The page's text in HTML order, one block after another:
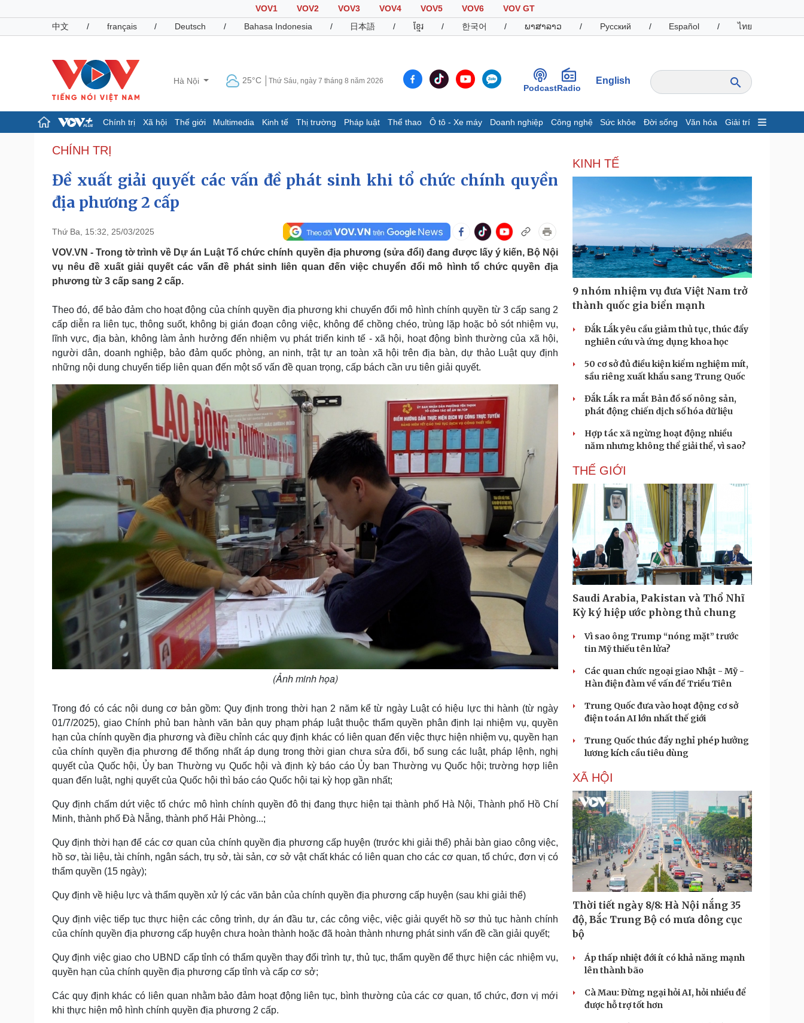
VOV1 VOV2 VOV3 VOV4 VOV5 VOV6
VOV GT
中文
/ français / Deutsch / Bahasa Indonesia / 日本語 / ខ្មែរ / 한국어 / ພາສາລາວ / Русский / Español / ไทย
Hà Nội 25°C Thứ Sáu, ngày 7 tháng 8 năm 2026
PodcastRadio
English
Chính trị Xã hội Thế giới Multimedia Kinh tế Thị trường Pháp luật Thể thao Ô tô - Xe máy Doanh nghiệp Công nghệ Sức khỏe Đời sống Văn hóa Giải trí
Chính trị
Tổ chức nhân sự
Quốc hội
Nhận diện sự thật
Dự báo thời tiết
Giáo dục
Dấu ấn VOV
Cuộc sống đó đây
Hồ sơ
Ảnh
E-Magazine
Bất động sản
Khởi nghiệp
Tiêu dùng
Tỷ giá
Chứng khoán
Pháp luật
Vụ án
Tin nóng
Tư vấn luật
Quân sự - Quốc phòng
Vũ khí
Việt Nam
Phân tích
Thể thao
Lịch thi đấu bóng đá
Hậu trường
Ô tô - Xe máy
Ô tô
Doanh nghiệp
Thông tin doanh nghiệp
Doanh nghiệp 24h
Doanh nhân
Vì cộng đồng
Công nghệ
Sành điệu
Tin Công nghệ
Trải nghiệm
Chuyển đổi số
Sức khỏe
Dinh dưỡng - món ngon
Cây thuốc
Sản phụ khoa
Nhi khoa
Nam khoa
Làm đẹp - giảm cân
Phòng mạch online
Ăn sạch sống khỏe
Đời sống
Nhà đẹp
Blog
Tình yêu - Gia đình
Văn hóa
Sân khấu - Điện ảnh
Âm nhạc
Di sản
Giải trí
Nghệ sĩ
Thời trang
Sao Việt
Du lịch
Tư vấn
Podcast
Câu chuyện thời sự
Đọc truyện đêm khuya
Cửa sổ tình yêu
Hạt giống tâm hồn
Cải chính
CHÍNH TRỊ
Đề xuất giải quyết các vấn đề phát sinh khi tổ chức chính quyền
địa phương 2 cấp
Thứ Ba, 15:32, 25/03/2025
VOV.VN - Trong tờ trình về Dự án Luật Tổ chức chính quyền địa phương (sửa đổi) đang được lấy ý kiến, Bộ Nội
vụ nêu đề xuất giải quyết các vấn đề phát sinh liên quan đến việc chuyển đổi mô hình tổ chức quyền địa
phương từ 3 cấp sang 2 cấp.
Theo đó, để bảo đảm cho hoạt động của chính quyền địa phương khi chuyển đổi mô hình chính quyền từ 3 cấp sang 2
cấp diễn ra liên tục, thông suốt, không bị gián đoạn công việc, không để chồng chéo, trùng lặp hoặc bỏ sót nhiệm vụ,
lĩnh vực, địa bàn, không làm ảnh hưởng đến nhiệm vụ phát triển kinh tế - xã hội, hoạt động bình thường của xã hội,
người dân, doanh nghiệp, bảo đảm quốc phòng, an ninh, trật tự an toàn xã hội trên địa bàn, dự thảo Luật quy định
những nội dung chuyển tiếp liên quan đến một số vấn đề quan trọng, cấp bách cần ưu tiên giải quyết.
(Ảnh minh họa)
Trong đó có các nội dung cơ bản gồm: Quy định trong thời hạn 2 năm kể từ ngày Luật có hiệu lực thi hành (từ ngày
01/7/2025), giao Chính phủ ban hành văn bản quy phạm pháp luật thuộc thẩm quyền phân định lại nhiệm vụ, quyền
hạn của chính quyền địa phương và điều chỉnh các quy định khác có liên quan đến việc thực hiện nhiệm vụ, quyền hạn
của chính quyền địa phương để thống nhất áp dụng trong thời gian chưa sửa đổi, bổ sung các luật, pháp lệnh, nghị
quyết của Quốc hội, Ủy ban Thường vụ Quốc hội và định kỳ báo cáo Ủy ban Thường vụ Quốc hội; trường hợp liên
quan đến luật, nghị quyết của Quốc hội thì báo cáo Quốc hội tại kỳ họp gần nhất;
Quy định chấm dứt việc tổ chức mô hình chính quyền đô thị đang thực hiện tại thành phố Hà Nội, Thành phố Hồ Chí
Minh, thành phố Đà Nẵng, thành phố Hải Phòng...;
Quy định thời hạn để các cơ quan của chính quyền địa phương cấp huyện (trước khi giải thể) phải bàn giao công việc,
hồ sơ, tài liệu, tài chính, ngân sách, trụ sở, tài sản, cơ sở vật chất khác có liên quan cho các cơ quan, tổ chức, đơn vị có
thẩm quyền (15 ngày);
Quy định về hiệu lực và thẩm quyền xử lý các văn bản của chính quyền địa phương cấp huyện (sau khi giải thể)
Quy định việc tiếp tục thực hiện các công trình, dự án đầu tư, các công việc, việc giải quyết hồ sơ thủ tục hành chính
của chính quyền địa phương cấp huyện chưa hoàn thành hoặc đã hoàn thành nhưng phát sinh vấn đề cần giải quyết;
Quy định việc giao cho UBND cấp tỉnh có thẩm quyền thay đổi trình tự, thủ tục, thẩm quyền để thực hiện các nhiệm vụ,
quyền hạn của chính quyền địa phương cấp tỉnh và cấp cơ sở;
Các quy định khác có liên quan nhằm bảo đảm hoạt động liên tục, bình thường của các cơ quan, tổ chức, đơn vị mới
khi thực hiện mô hình chính quyền địa phương 2 cấp.
KINH TẾ
9 nhóm nhiệm vụ đưa Việt Nam trở
thành quốc gia biển mạnh
Đắk Lắk yêu cầu giảm thủ tục, thúc đẩy
nghiên cứu và ứng dụng khoa học
50 cơ sở đủ điều kiện kiểm nghiệm mít,
sầu riêng xuất khẩu sang Trung Quốc
Đắk Lắk ra mắt Bản đồ số nông sản,
phát động chiến dịch số hóa dữ liệu
Hợp tác xã ngừng hoạt động nhiều
năm nhưng không thể giải thể, vì sao?
THẾ GIỚI
Saudi Arabia, Pakistan và Thổ Nhĩ
Kỳ ký hiệp ước phòng thủ chung
Vì sao ông Trump “nóng mặt” trước
tin Mỹ thiếu tên lửa?
Các quan chức ngoại giao Nhật - Mỹ -
Hàn điện đàm về vấn đề Triều Tiên
Trung Quốc đưa vào hoạt động cơ sở
điện toán AI lớn nhất thế giới
Trung Quốc thúc đẩy nghỉ phép hưởng
lương kích cầu tiêu dùng
XÃ HỘI
Thời tiết ngày 8/8: Hà Nội nắng 35
độ, Bắc Trung Bộ có mưa dông cục
bộ
Áp thấp nhiệt đới ít có khả năng mạnh
lên thành bão
Cà Mau: Đừng ngại hỏi AI, hỏi nhiều để
được hỗ trợ tốt hơn